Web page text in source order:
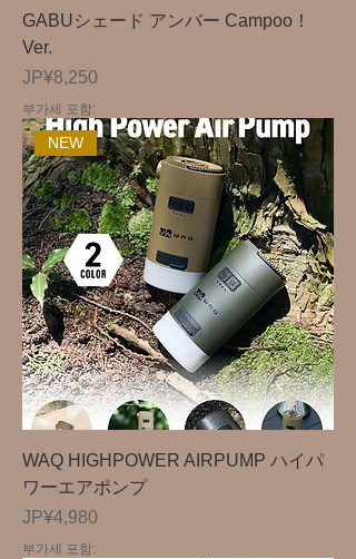
GABUシェード アンバー Campoo！
Ver.
가격
JP¥8,250
부가세 포함:
NEW
WAQ HIGHPOWER AIRPUMP ハイパ
ワーエアポンプ
가격
JP¥4,980
부가세 포함: